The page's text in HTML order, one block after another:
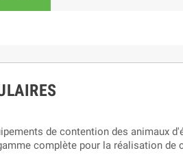
de contention des animaux
complète pour la réalisation de